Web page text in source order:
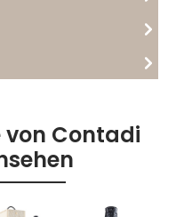
von Contadi